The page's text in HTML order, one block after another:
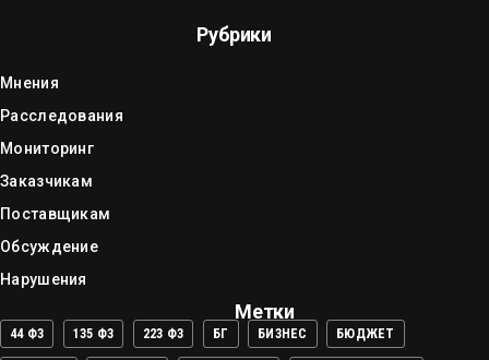
Рубрики
Мнения
Расследования
Мониторинг
Заказчикам
Поставщикам
Обсуждение
Нарушения
Метки
44 ФЗ 135 ФЗ 223 ФЗ БГ БИЗНЕС БЮДЖЕТ